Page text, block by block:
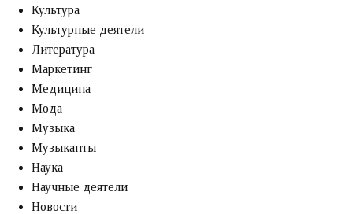
Культура
Культурные деятели
Литература
Маркетинг
Медицина
Мода
Музыка
Музыканты
Наука
Научные деятели
Новости